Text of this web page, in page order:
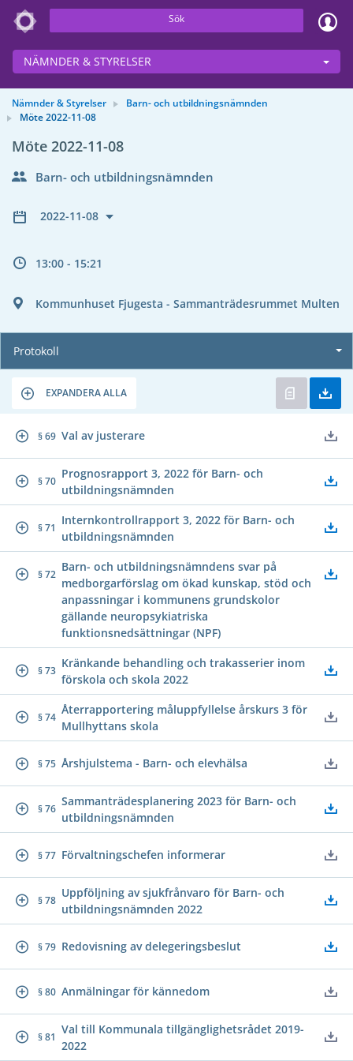
Sök
NÄMNDER & STYRELSER
Nämnder & Styrelser
Barn- och utbildningsnämnden
Möte 2022-11-08
Möte 2022-11-08
Barn- och utbildningsnämnden
2022-11-08
13:00 - 15:21
Kommunhuset Fjugesta - Sammanträdesrummet Multen
Protokoll
EXPANDERA ALLA
§ 69 Val av justerare
§ 70
Prognosrapport 3, 2022 för Barn- och
utbildningsnämnden
§ 71
Internkontrollrapport 3, 2022 för Barn- och
utbildningsnämnden
§ 72
Barn- och utbildningsnämndens svar på
medborgarförslag om ökad kunskap, stöd och
anpassningar i kommunens grundskolor
gällande neuropsykiatriska
funktionsnedsättningar (NPF)
§ 73
Kränkande behandling och trakasserier inom
förskola och skola 2022
§ 74
Återrapportering måluppfyllelse årskurs 3 för
Mullhyttans skola
§ 75 Årshjulstema - Barn- och elevhälsa
§ 76
Sammanträdesplanering 2023 för Barn- och
utbildningsnämnden
§ 77 Förvaltningschefen informerar
§ 78
Uppföljning av sjukfrånvaro för Barn- och
utbildningsnämnden 2022
§ 79 Redovisning av delegeringsbeslut
§ 80 Anmälningar för kännedom
§ 81
Val till Kommunala tillgänglighetsrådet 2019-
2022